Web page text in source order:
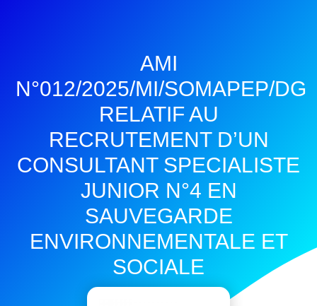
AMI
N°012/2025/MI/SOMAPEP/DG
RELATIF AU
RECRUTEMENT D’UN
CONSULTANT SPECIALISTE
JUNIOR N°4 EN
SAUVEGARDE
ENVIRONNEMENTALE ET
SOCIALE